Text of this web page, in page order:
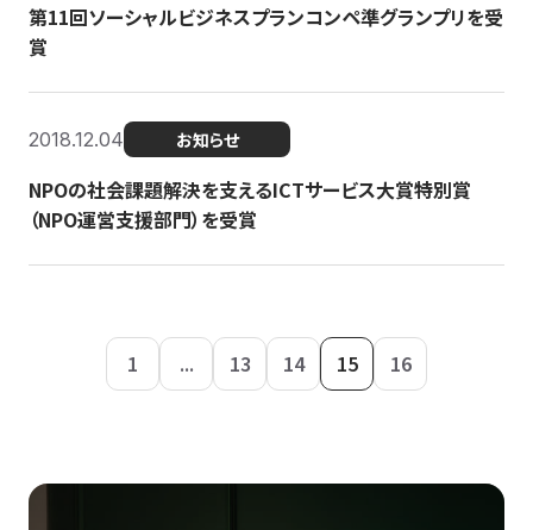
第11回ソーシャルビジネスプランコンペ準グランプリを受
賞
2018.12.04 お知らせ
NPOの社会課題解決を支えるICTサービス大賞特別賞
（NPO運営支援部門）を受賞
1 ... 13 14 15 16